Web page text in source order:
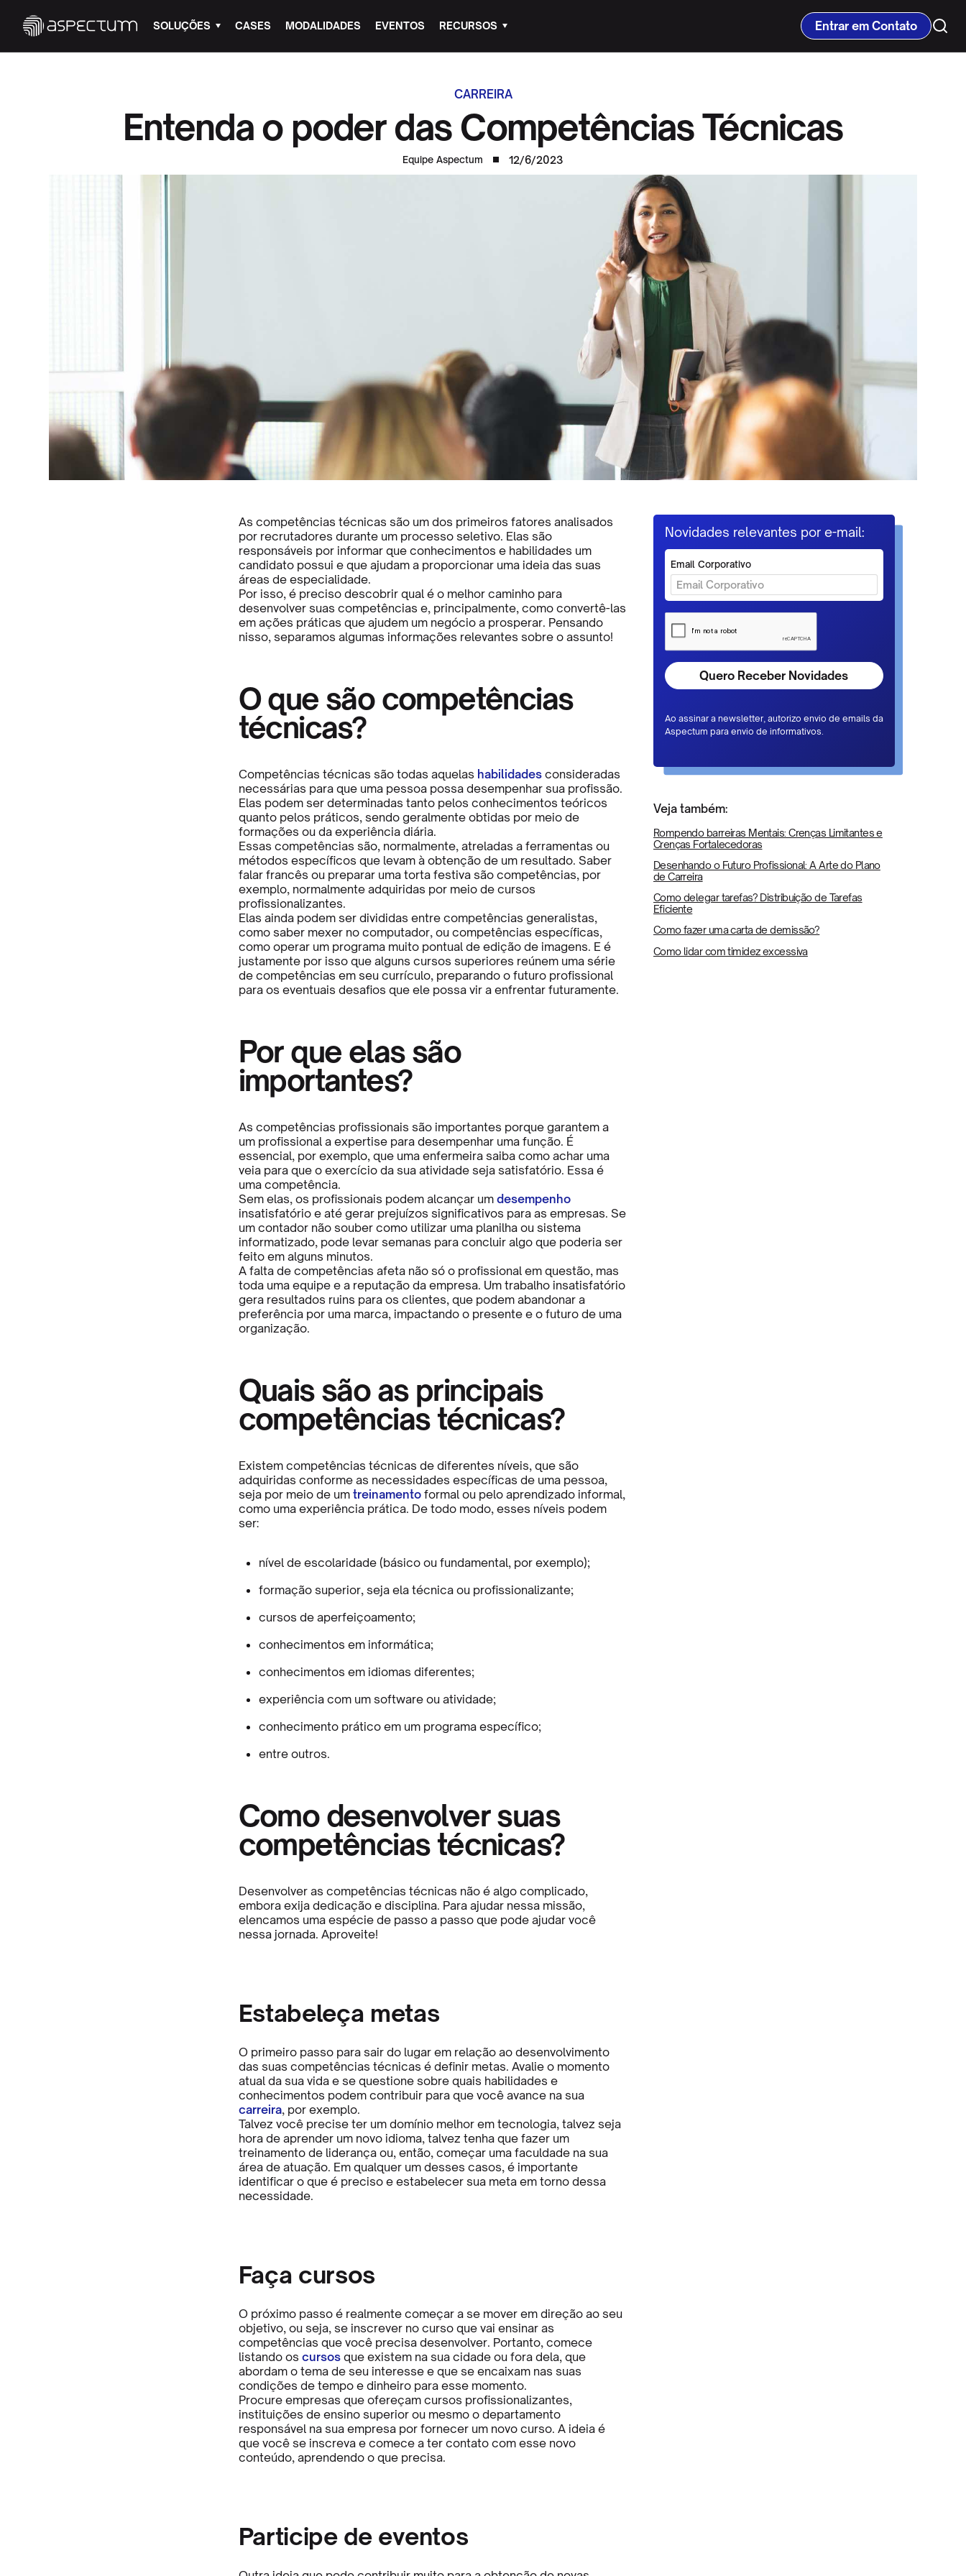
SOLUÇÕES CASES MODALIDADES EVENTOS RECURSOS Entrar em Contato
CARREIRA
Entenda o poder das Competências Técnicas
Equipe Aspectum 12/6/2023
As competências técnicas são um dos primeiros fatores analisados
por recrutadores durante um processo seletivo. Elas são
responsáveis por informar que conhecimentos e habilidades um
candidato possui e que ajudam a proporcionar uma ideia das suas
áreas de especialidade.
Por isso, é preciso descobrir qual é o melhor caminho para
desenvolver suas competências e, principalmente, como convertê-las
em ações práticas que ajudem um negócio a prosperar. Pensando
nisso, separamos algumas informações relevantes sobre o assunto!
O que são competências
técnicas?
Competências técnicas são todas aquelas habilidadesconsideradas
necessárias para que uma pessoa possa desempenhar sua profissão.
Elas podem ser determinadas tanto pelos conhecimentos teóricos
quanto pelos práticos, sendo geralmente obtidas por meio de
formações ou da experiência diária.
Essas competências são, normalmente, atreladas a ferramentas ou
métodos específicos que levam à obtenção de um resultado. Saber
falar francês ou preparar uma torta festiva são competências, por
exemplo, normalmente adquiridas por meio de cursos
profissionalizantes.
Elas ainda podem ser divididas entre competências generalistas,
como saber mexer no computador, ou competências específicas,
como operar um programa muito pontual de edição de imagens. E é
justamente por isso que alguns cursos superiores reúnem uma série
de competências em seu currículo, preparando o futuro profissional
para os eventuais desafios que ele possa vir a enfrentar futuramente.
Por que elas são
importantes?
As competências profissionais são importantes porque garantem a
um profissional a expertise para desempenhar uma função. É
essencial, por exemplo, que uma enfermeira saiba como achar uma
veia para que o exercício da sua atividade seja satisfatório. Essa é
uma competência.
Sem elas, os profissionais podem alcançar um desempenho
insatisfatório e até gerar prejuízos significativos para as empresas. Se
um contador não souber como utilizar uma planilha ou sistema
informatizado, pode levar semanas para concluir algo que poderia ser
feito em alguns minutos.
A falta de competências afeta não só o profissional em questão, mas
toda uma equipe e a reputação da empresa. Um trabalho insatisfatório
gera resultados ruins para os clientes, que podem abandonar a
preferência por uma marca, impactando o presente e o futuro de uma
organização.
Quais são as principais
competências técnicas?
Existem competências técnicas de diferentes níveis, que são
adquiridas conforme as necessidades específicas de uma pessoa,
seja por meio de um treinamentoformal ou pelo aprendizado informal,
como uma experiência prática. De todo modo, esses níveis podem
ser:
nível de escolaridade (básico ou fundamental, por exemplo);
formação superior, seja ela técnica ou profissionalizante;
cursos de aperfeiçoamento;
conhecimentos em informática;
conhecimentos em idiomas diferentes;
experiência com um software ou atividade;
conhecimento prático em um programa específico;
entre outros.
Como desenvolver suas
competências técnicas?
Desenvolver as competências técnicas não é algo complicado,
embora exija dedicação e disciplina. Para ajudar nessa missão,
elencamos uma espécie de passo a passo que pode ajudar você
nessa jornada. Aproveite!
Estabeleça metas
O primeiro passo para sair do lugar em relação ao desenvolvimento
das suas competências técnicas é definir metas. Avalie o momento
atual da sua vida e se questione sobre quais habilidades e
conhecimentos podem contribuir para que você avance na sua
carreira, por exemplo.
Talvez você precise ter um domínio melhor em tecnologia, talvez seja
hora de aprender um novo idioma, talvez tenha que fazer um
treinamento de liderança ou, então, começar uma faculdade na sua
área de atuação. Em qualquer um desses casos, é importante
identificar o que é preciso e estabelecer sua meta em torno dessa
necessidade.
Faça cursos
O próximo passo é realmente começar a se mover em direção ao seu
objetivo, ou seja, se inscrever no curso que vai ensinar as
competências que você precisa desenvolver. Portanto, comece
listando os cursosque existem na sua cidade ou fora dela, que
abordam o tema de seu interesse e que se encaixam nas suas
condições de tempo e dinheiro para esse momento.
Procure empresas que ofereçam cursos profissionalizantes,
instituições de ensino superior ou mesmo o departamento
responsável na sua empresa por fornecer um novo curso. A ideia é
que você se inscreva e comece a ter contato com esse novo
conteúdo, aprendendo o que precisa.
Participe de eventos
Novidades relevantes por e-mail:
Email Corporativo
Ao assinar a newsletter, autorizo envio de emails da
Aspectum para envio de informativos.
Veja também:
Rompendo barreiras Mentais: Crenças Limitantes e
Crenças Fortalecedoras
Desenhando o Futuro Profissional: A Arte do Plano
de Carreira
Como delegar tarefas? Distribuição de Tarefas
Eficiente
Como fazer uma carta de demissão?
Como lidar com timidez excessiva